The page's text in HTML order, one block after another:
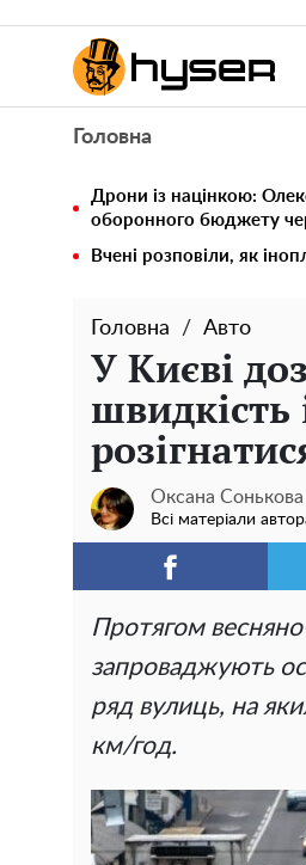
Головна
Дрони із націнкою:
оборонного бюджету
Вчені розповіли, як
Головна Авто
У Києві
швидкість
Оксана Сонькова
Всі матеріали
Протягом
запроваджують
ряд вулиць, на
км/год.